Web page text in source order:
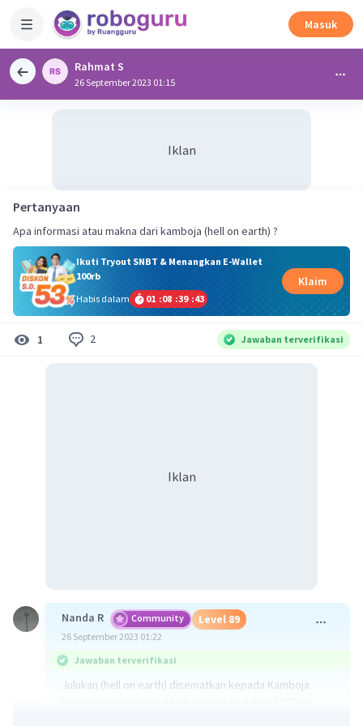
Masuk
Rahmat S
26 September 2023 01:15
Iklan
Pertanyaan
Apa informasi atau makna dari kamboja (hell on earth) ?
Ikuti Tryout SNBT & Menangkan E-Wallet
100rb
Habis dalam
01 :08 :39 :42
Klaim
1 2 Jawaban terverifikasi
Iklan
Nanda R Community Level 89
26 September 2023 01:22
Jawaban terverifikasi
Julukan (hell on earth) disematkan kepada Kamboja